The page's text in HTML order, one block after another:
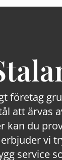
företag
att ärvas
du
vi
service